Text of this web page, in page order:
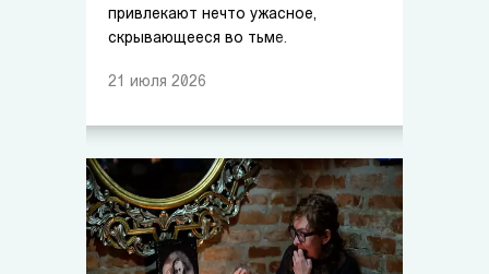
привлекают нечто ужасное,
скрывающееся во тьме.
21 июля 2026